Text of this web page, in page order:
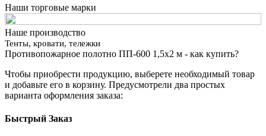
Наши торговые марки
Наше производство
Тенты, кровати, тележки
Противопожарное полотно ПП-600 1,5х2 м - как купить?
Чтобы приобрести продукцию, выберете необходимый товар
и добавьте его в корзину. Предусмотрели два простых
варианта оформления заказа:
Быстрый Заказ